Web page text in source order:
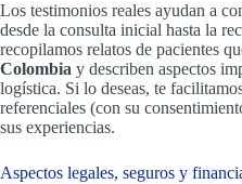
Los testimonios reales ayudan a
desde la consulta inicial hasta la
recopilamos relatos de pacientes
Colombia y describen aspectos
logística. Si lo deseas, te
referenciales (con su
sus experiencias.
Aspectos legales, seguros y